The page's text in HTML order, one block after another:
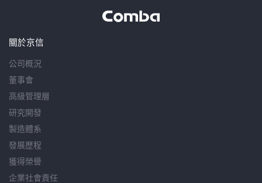
關於京信
公司概況
董事會
高級管理層
研究開發
製造體系
發展歷程
獲得榮譽
企業社會責任